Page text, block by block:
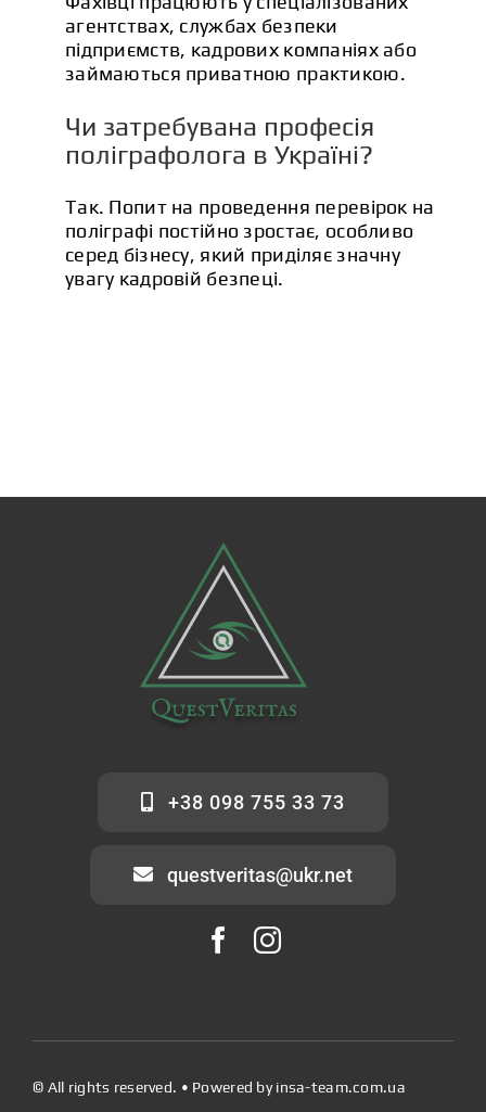
агентствах, службах безпеки
підприємств, кадрових компаніях або
займаються приватною практикою.
Чи затребувана професія
поліграфолога в Україні?
Так. Попит на проведення перевірок на
поліграфі постійно зростає, особливо
серед бізнесу, який приділяє значну
увагу кадровій безпеці.
+38 098 755 33 73
questveritas@ukr.net
© All rights reserved. • Powered byinsa-team.com.ua